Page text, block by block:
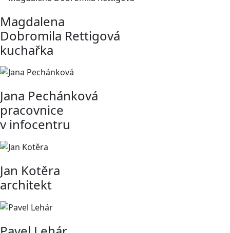
Magdalena
Dobromila Rettigová
kuchařka
Jana Pechánková
pracovnice
v infocentru
Jan Kotěra
architekt